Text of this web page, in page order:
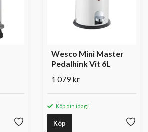
Wesco Mini Master
Pedalhink Vit 6L
1 079 kr
Köp din idag!
Köp